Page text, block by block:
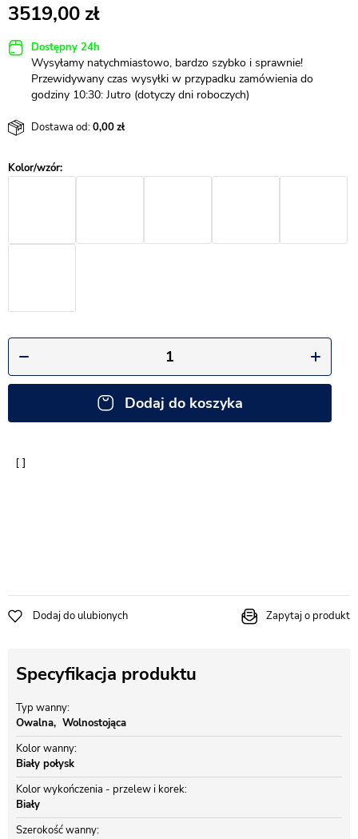
3519,00
Dostępny 24h
Wysyłamy natychmiastowo, bardzo szybko i sprawnie!
Przewidywany czas wysyłki w przypadku zamówienia do
godziny 10:30: Jutro (dotyczy dni roboczych)
Dostawa od:0,00
Dodaj do koszyka
Dodaj do ulubionych Zapytaj o produkt
Specyfikacja produktu
Typ wanny
Owalna
Wolnostojąca
Kolor wanny
Biały połysk
Kolor wykończenia - przelew i korek
Biały
Szerokość wanny